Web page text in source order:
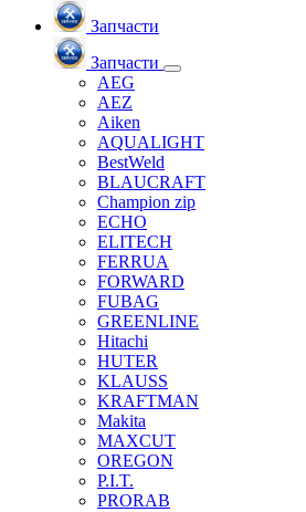
Запчасти
Запчасти
AEG
AEZ
Aiken
AQUALIGHT
BestWeld
BLAUCRAFT
Champion zip
ECHO
ELITECH
FERRUA
FORWARD
FUBAG
GREENLINE
Hitachi
HUTER
KLAUSS
KRAFTMAN
Makita
MAXCUT
OREGON
P.I.T.
PRORAB